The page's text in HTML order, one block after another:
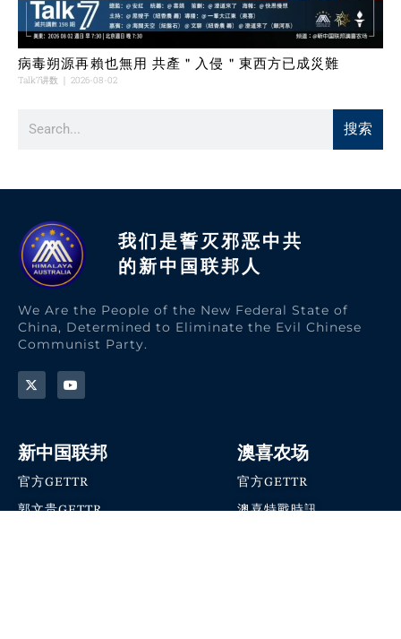
病毒朔源再賴也無用 共產＂入侵＂東西方已成災難
Talk7讲数 2026-08-02
搜索
我们是誓灭邪恶中共
的新中国联邦人​
We Are the People of the New Federal State of
China, Determined to Eliminate the Evil Chinese
Communist Party.
新中国联邦
官方GETTR
郭文贵GETTR
澳喜农场
官方GETTR
澳喜特戰時訊